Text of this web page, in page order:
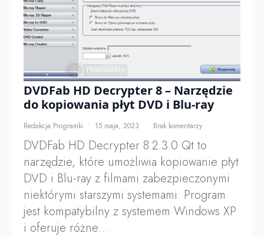
DVDFab HD Decrypter 8 – Narzędzie
do kopiowania płyt DVD i Blu-ray
Redakcja Programki 15 maja, 2023 Brak komentarzy
DVDFab HD Decrypter 8.2.3.0 Qt to
narzędzie, które umożliwia kopiowanie płyt
DVD i Blu-ray z filmami zabezpieczonymi
niektórymi starszymi systemami. Program
jest kompatybilny z systemem Windows XP
i oferuje różne…